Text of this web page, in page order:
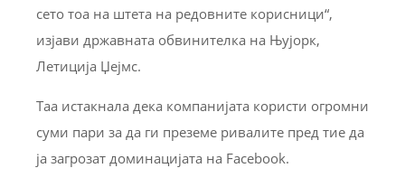
сето тоа на штета на редовните корисници“,
изјави државната обвинителка на Њујорк,
Летиција Џејмс.
Таа истакнала дека компанијата користи огромни
суми пари за да ги преземе ривалите пред тие да
ја загрозат доминацијата на Facebook.